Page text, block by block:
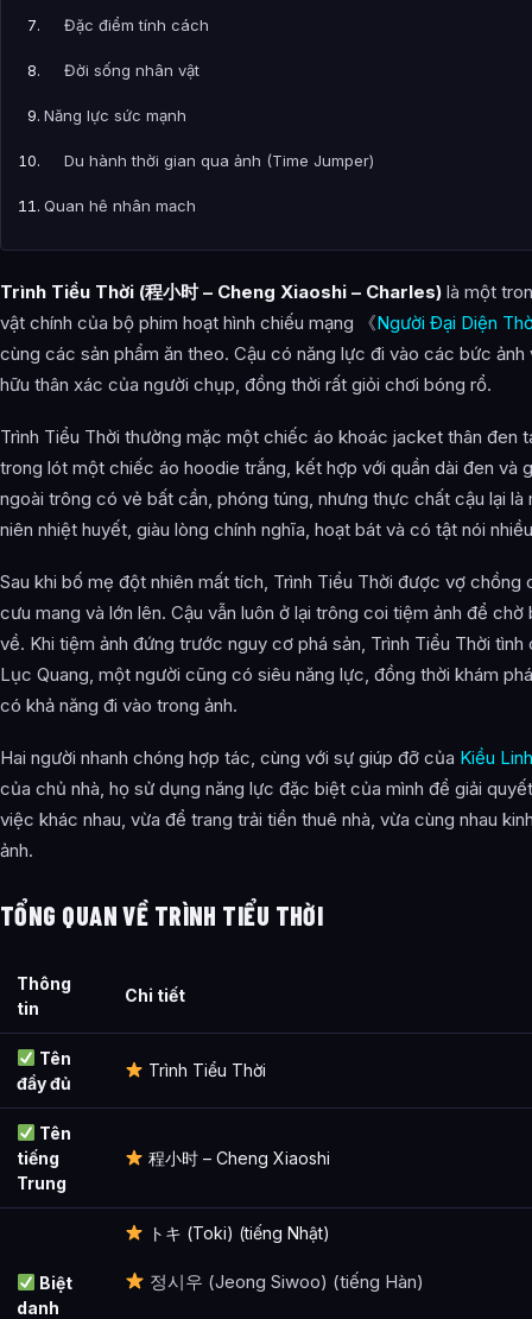
Đặc điểm tính cách
Đời sống nhân vật
Năng lực sức mạnh
Du hành thời gian qua ảnh (Time Jumper)
Quan hệ nhân mạch
Tiệm ảnh Thời Quang
Khách hàng
Những người khác
Kinh lịch nhân sinh
Thời thơ ấu và Cuộc sống ban đầu
Nhiệm vụ của Emma
Nhiệm vụ của Dư Hạ
Nhiệm vụ của Trần Tiêu
Cuộc tìm kiếm Đậu Đậu
Cuộc săn lùng Kẻ giết người hàng loạt
Thảm kịch của Trần Bân
Chuyến thăm quá khứ của gia đình họ Lý
Các tác phẩm liên quan
Hình tượng trong game
Đánh giá nhân vật
Ảnh về Trình Tiểu Thời
Bài Viết Liên Quan
Câu Hỏi Thường Gặp
Trình Tiểu Thời là gì?
Trình Tiểu Thời (程小时 – Cheng Xiaoshi – Charles) là một
vật chính của bộ phim hoạt hình chiếu mạng 《Người Đại Diện
cùng các sản phẩm ăn theo. Cậu có năng lực đi vào các bức ảnh
hữu thân xác của người chụp, đồng thời rất giỏi chơi bóng rổ.
Trình Tiểu Thời thường mặc một chiếc áo khoác jacket thân đen
trong lót một chiếc áo hoodie trắng, kết hợp với quần dài đen và
ngoài trông có vẻ bất cần, phóng túng, nhưng thực chất cậu lại là
niên nhiệt huyết, giàu lòng chính nghĩa, hoạt bát và có tật nói
Sau khi bố mẹ đột nhiên mất tích, Trình Tiểu Thời được vợ chồng
cưu mang và lớn lên. Cậu vẫn luôn ở lại trông coi tiệm ảnh để chờ
về. Khi tiệm ảnh đứng trước nguy cơ phá sản, Trình Tiểu Thời
Lục Quang, một người cũng có siêu năng lực, đồng thời khám
có khả năng đi vào trong ảnh.
Hai người nhanh chóng hợp tác, cùng với sự giúp đỡ của Kiều Linh
của chủ nhà, họ sử dụng năng lực đặc biệt của mình để giải
việc khác nhau, vừa để trang trải tiền thuê nhà, vừa cùng nhau
ảnh.
TỔNG QUAN VỀ TRÌNH TIỂU THỜI
Thông
tin
Chi tiết
Tên
đầy đủ
Trình Tiểu Thời
Tên
tiếng
Trung
程小时 – Cheng Xiaoshi
Biệt
danh
トキ (Toki) (tiếng Nhật)
정시우 (Jeong Siwoo) (tiếng Hàn)